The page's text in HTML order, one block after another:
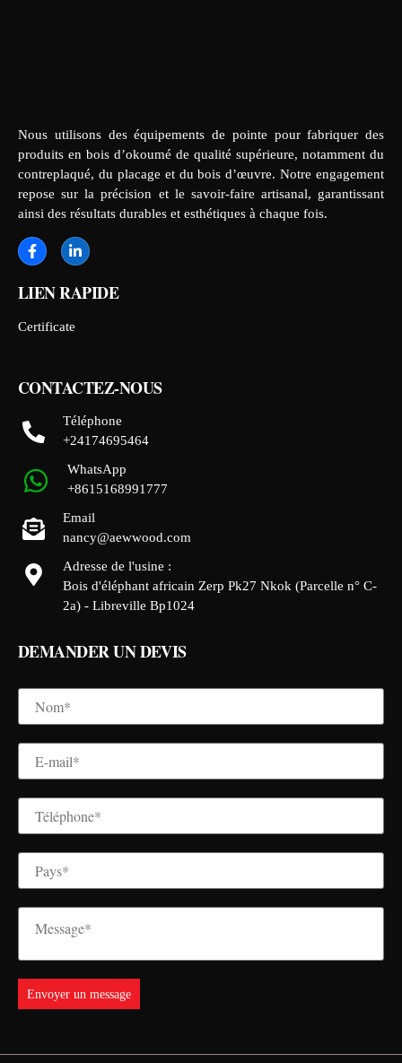
Nous utilisons des équipements de pointe pour fabriquer des
produits en bois d’okoumé de qualité supérieure, notamment du
contreplaqué, du placage et du bois d’œuvre. Notre engagement
repose sur la précision et le savoir-faire artisanal, garantissant
ainsi des résultats durables et esthétiques à chaque fois.
LIEN RAPIDE
Certificate
CONTACTEZ-NOUS
Téléphone
+24174695464
WhatsApp
+8615168991777
Email
nancy@aewwood.com
Adresse de l'usine :
Bois d'éléphant africain Zerp Pk27 Nkok (Parcelle n° C-
2a) - Libreville Bp1024
DEMANDER UN DEVIS